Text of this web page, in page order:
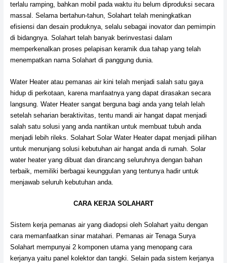
terlalu ramping, bahkan mobil pada waktu itu belum diproduksi secara
massal. Selama bertahun-tahun, Solahart telah meningkatkan
efisiensi dan desain produknya, selalu sebagai inovator dan pemimpin
di bidangnya. Solahart telah banyak berinvestasi dalam
memperkenalkan proses pelapisan keramik dua tahap yang telah
menempatkan nama Solahart di panggung dunia.
Water Heater atau pemanas air kini telah menjadi salah satu gaya
hidup di perkotaan, karena manfaatnya yang dapat dirasakan secara
langsung. Water Heater sangat berguna bagi anda yang telah lelah
setelah seharian beraktivitas, tentu mandi air hangat dapat menjadi
salah satu solusi yang anda nantikan untuk membuat tubuh anda
menjadi lebih rileks. Solahart Solar Water Heater dapat menjadi pilihan
untuk menunjang solusi kebutuhan air hangat anda di rumah. Solar
water heater yang dibuat dan dirancang seluruhnya dengan bahan
terbaik, memiliki berbagai keunggulan yang tentunya hadir untuk
menjawab seluruh kebutuhan anda.
CARA KERJA SOLAHART
Sistem kerja pemanas air yang diadopsi oleh Solahart yaitu dengan
cara memanfaatkan sinar matahari. Pemanas air Tenaga Surya
Solahart mempunyai 2 komponen utama yang menopang cara
kerjanya yaitu panel kolektor dan tangki. Selain pada sistem kerjanya